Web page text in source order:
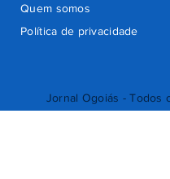
Jornal Ogoiás - Todos
Quem somos
Política de privacidade